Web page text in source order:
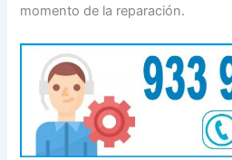
momento de la reparación.